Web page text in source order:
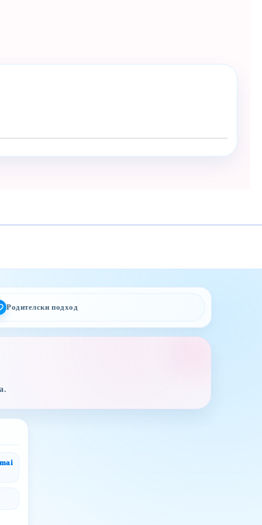
Родителски подход